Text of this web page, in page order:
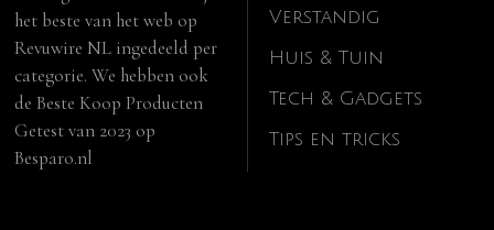
het beste van het web op
Revuwire NL ingedeeld per
categorie. We hebben ook
deBeste Koop Producten
Getest van 2023 op
Besparo.nl
Verstandig
Huis & Tuin
Tech & Gadgets
Tips en tricks